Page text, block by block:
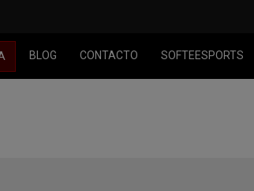
BLOG CONTACTO SOFTEESPORTS